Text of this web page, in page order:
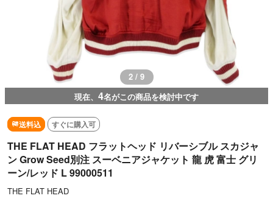
2 / 9
現在、 4名がこの商品を検討中です
送料込 すぐに購入可
THE FLAT HEAD フラットヘッド リバーシブル スカジャ
ン Grow Seed別注 スーベニアジャケット 龍 虎 富士 グリ
ーン/レッド L 99000511
THE FLAT HEAD